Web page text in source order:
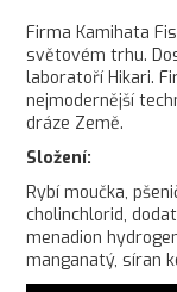
Firma Kamihata
světovém trhu.
laboratoří Hikari.
nejmodernější
dráze Země.
Složení:
Rybí moučka,
cholinchlorid,
menadion
manganatý, síran